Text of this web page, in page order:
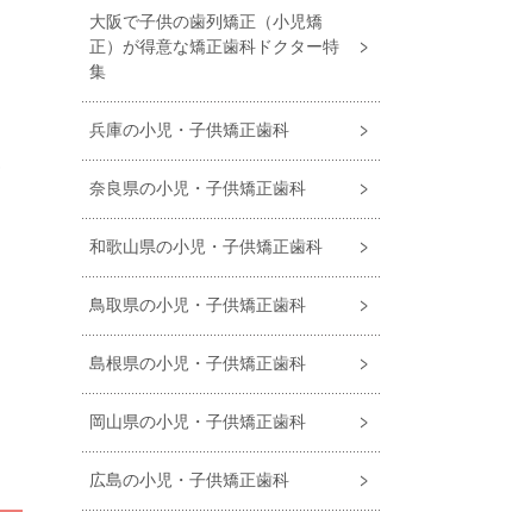
大阪で子供の歯列矯正（小児矯
正）が得意な矯正歯科ドクター特
集
兵庫の小児・子供矯正歯科
奈良県の小児・子供矯正歯科
和歌山県の小児・子供矯正歯科
鳥取県の小児・子供矯正歯科
島根県の小児・子供矯正歯科
岡山県の小児・子供矯正歯科
広島の小児・子供矯正歯科